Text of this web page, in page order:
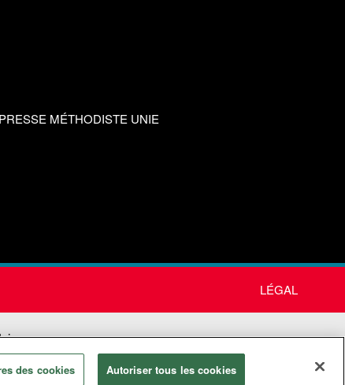
MÉTHODISTE UNIE
LÉGAL
des cookies Autoriser tous les cookies